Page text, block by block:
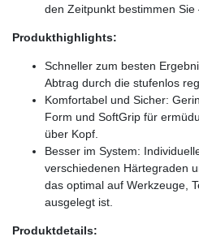
den Zeitpunkt bestimmen
Produkthighlights:
Schneller zum besten
Abtrag durch die stufenlos
Komfortabel und Sicher:
Form und SoftGrip für
über Kopf.
Besser im System:
verschiedenen Härtegraden
das optimal auf Werkzeuge,
ausgelegt ist.
Produktdetails: